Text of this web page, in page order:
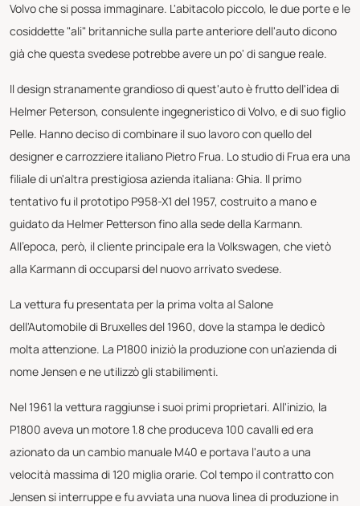
Volvo che si possa immaginare. L'abitacolo piccolo, le due porte e le
cosiddette "ali" britanniche sulla parte anteriore dell'auto dicono
già che questa svedese potrebbe avere un po' di sangue reale.
Il design stranamente grandioso di quest'auto è frutto dell'idea di
Helmer Peterson, consulente ingegneristico di Volvo, e di suo figlio
Pelle. Hanno deciso di combinare il suo lavoro con quello del
designer e carrozziere italiano Pietro Frua. Lo studio di Frua era una
filiale di un'altra prestigiosa azienda italiana: Ghia. Il primo
tentativo fu il prototipo P958-X1 del 1957, costruito a mano e
guidato da Helmer Petterson fino alla sede della Karmann.
All'epoca, però, il cliente principale era la Volkswagen, che vietò
alla Karmann di occuparsi del nuovo arrivato svedese.
La vettura fu presentata per la prima volta al Salone
dell'Automobile di Bruxelles del 1960, dove la stampa le dedicò
molta attenzione. La P1800 iniziò la produzione con un'azienda di
nome Jensen e ne utilizzò gli stabilimenti.
Nel 1961 la vettura raggiunse i suoi primi proprietari. All'inizio, la
P1800 aveva un motore 1.8 che produceva 100 cavalli ed era
azionato da un cambio manuale M40 e portava l'auto a una
velocità massima di 120 miglia orarie. Col tempo il contratto con
Jensen si interruppe e fu avviata una nuova linea di produzione in